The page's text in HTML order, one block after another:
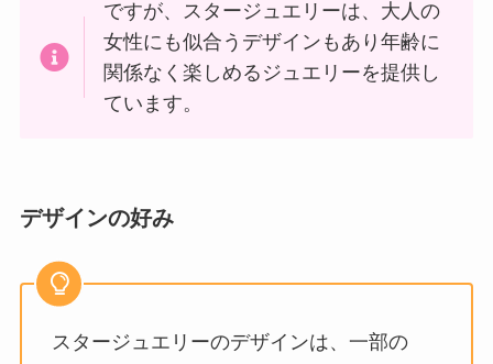
ですが、スタージュエリーは、大人の
女性にも似合うデザインもあり年齢に
関係なく楽しめるジュエリーを提供し
ています。
デザインの好み
スタージュエリーのデザインは、一部の